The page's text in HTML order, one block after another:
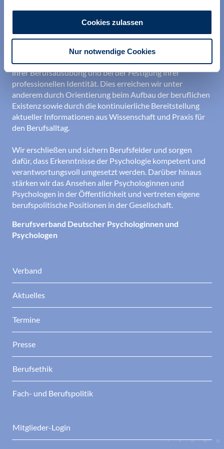
Cookies zulassen
Nur notwendige Cookies
Wir unterstützen alle Psychologinnen und Psychologen in
ihrer Berufsausübung und bei der Festigung ihrer
professionellen Identität. Dies erreichen wir unter
anderem durch Orientierung beim Aufbau der beruflichen
Existenz sowie durch die kontinuierliche Bereitstellung
aktueller Informationen aus Wissenschaft und Praxis für
den Berufsalltag.
Wir erschließen und sichern Berufsfelder und sorgen
dafür, dass Erkenntnisse der Psychologie kompetent und
verantwortungsvoll umgesetzt werden. Darüber hinaus
stärken wir das Ansehen aller Psychologinnen und
Psychologen in der Öffentlichkeit und vertreten eigene
berufspolitische Positionen in der Gesellschaft.
Berufsverband Deutscher Psychologinnen und
Psychologen
Verband
Aktuelles
Termine
Presse
Berufsethik
Fach- und Berufspolitik
Mitglieder-Login